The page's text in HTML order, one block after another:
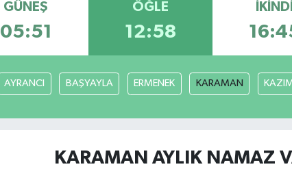
GÜNEŞ
05:51
ÖĞLE
12:58
İKINDI
AYRANCI BAŞYAYLA ERMENEK KARAMAN
KARAMAN AYLIK NAMAZ